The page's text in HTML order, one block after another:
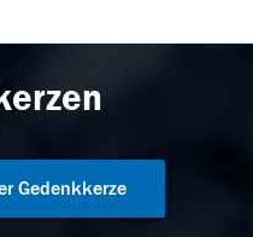
Gedenkkerze